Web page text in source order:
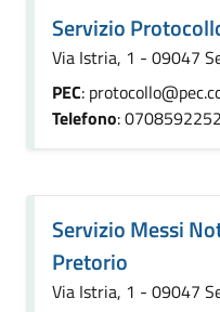
Servizio
Via Istria, 1 - 09047
PEC:
Telefono:
Servizio Messi
Pretorio
Via Istria, 1 - 09047